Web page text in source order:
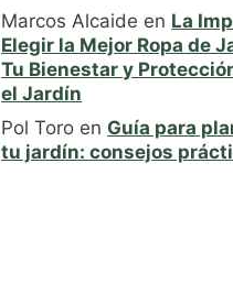
Marcos Alcaide en La
Elegir la Mejor Ropa de
Tu Bienestar y
el Jardín
Pol Toro en Guía para
tu jardín: consejos